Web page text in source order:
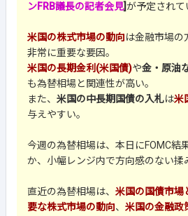
ンFRB議長の記者会見]が予定されて
米国の株式市場の動向は金融市場の
非常に重要な要因。
米国の長期金利(米国債)や金・原油
も為替相場と関連性が高い。
また、 米国の中長期国債の入札は米
与えやすい。
今週の為替相場は、本日にFOMC結
か、小幅レンジ内で方向感のない揉
直近の為替相場は、 米国の国債市場
要な株式市場の動向、 米国の金融政